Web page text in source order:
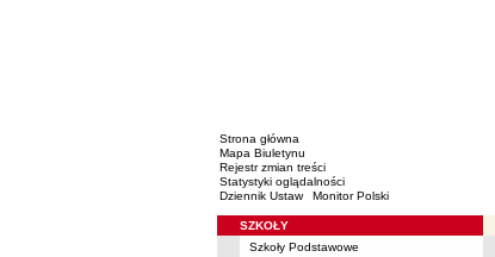
Strona główna
Mapa Biuletynu
Rejestr zmian treści
Statystyki oglądalności
Dziennik Ustaw
Monitor Polski
Menu
SZKOŁY
Szkoły Podstawowe